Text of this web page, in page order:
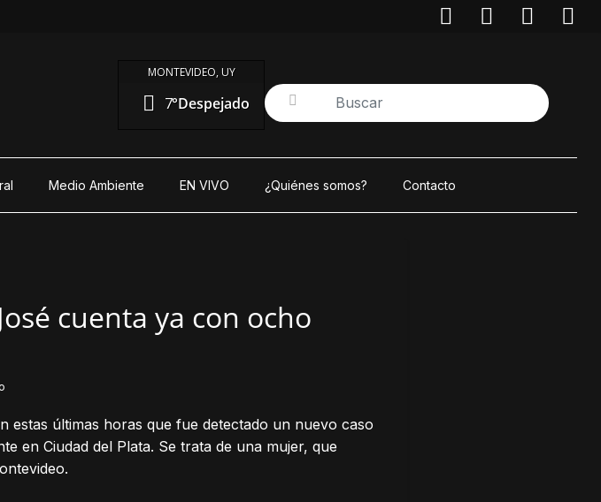
MONTEVIDEO, UY
7°Despejado
Medio Ambiente EN VIVO ¿Quiénes somos? Contacto
cuenta ya con ocho
estas últimas horas que fue detectado un nuevo caso
en Ciudad del Plata. Se trata de una mujer, que